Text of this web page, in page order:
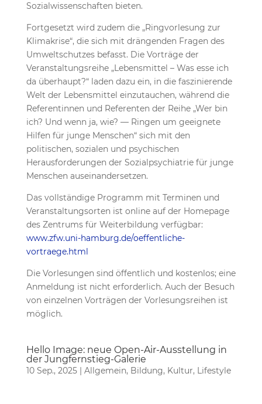
Sozialwissenschaften bieten.
Fortgesetzt wird zudem die „Ringvorlesung zur
Klimakrise“, die sich mit drängenden Fragen des
Umweltschutzes befasst. Die Vorträge der
Veranstaltungsreihe „Lebensmittel – Was esse ich
da überhaupt?“ laden dazu ein, in die faszinierende
Welt der Lebensmittel einzutauchen, während die
Referentinnen und Referenten der Reihe „Wer bin
ich? Und wenn ja, wie? — Ringen um geeignete
Hilfen für junge Menschen“ sich mit den
politischen, sozialen und psychischen
Herausforderungen der Sozialpsychiatrie für junge
Menschen auseinandersetzen.
Das vollständige Programm mit Terminen und
Veranstaltungsorten ist online auf der Homepage
des Zentrums für Weiterbildung verfügbar:
www.zfw.uni-hamburg.de/oeffentliche-
vortraege.html
Die Vorlesungen sind öffentlich und kostenlos; eine
Anmeldung ist nicht erforderlich. Auch der Besuch
von einzelnen Vorträgen der Vorlesungsreihen ist
möglich.
Hello Image: neue Open-Air-Ausstellung in
der Jungfernstieg-Galerie
10 Sep., 2025| Allgemein, Bildung, Kultur, Lifestyle